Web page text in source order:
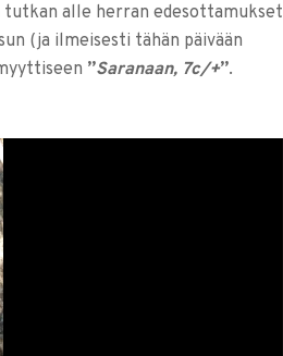
tutkan alle herran edesottamukset
(ja ilmeisesti tähän päivään
”Saranaan, 7c/+”.